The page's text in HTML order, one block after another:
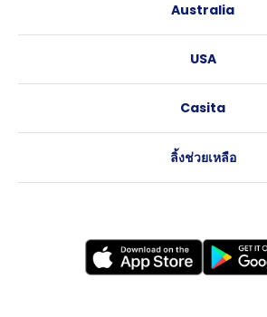
เอดินเบอระ
ลีดส์
โคเวนทรี
เลสเตอร์
Australia
บริสเบน
อะเดลายด์
USA
แอตแลนตา
Casita
ลิ้งช่วยเหลือ